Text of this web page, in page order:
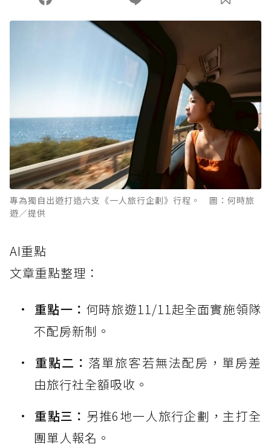
專為獨自出遊打造六支《一人旅行企劃》行程。 圖：何時旅
遊／提供
AI重點
文章重點整理：
重點一： 何時旅遊11/11起全面實施領隊
不配房新制。
重點二： 落單旅客若無法配房，單房差
由旅行社全額吸收。
重點三： 另推6地一人旅行企劃，主打全
團單人報名。